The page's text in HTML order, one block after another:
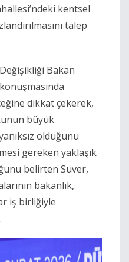
kentsel
talep
Bakan
dikkat çekerek,
büyük
olduğunu
gereken yaklaşık
belirten Suver,
bakanlık,
iş birliğiyle